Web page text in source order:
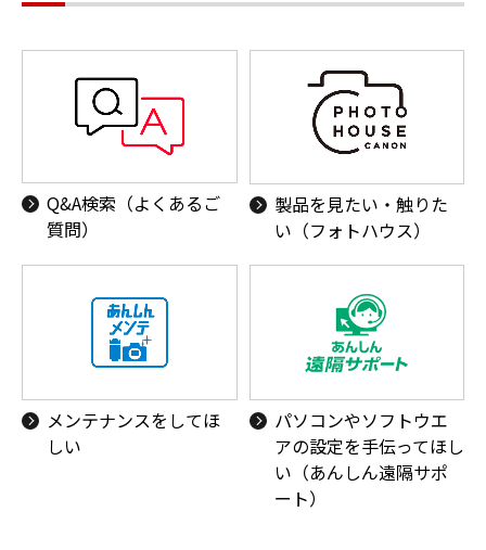
Q&A検索（よくあるご
質問）
製品を見たい・触りた
い（フォトハウス）
メンテナンスをしてほ
しい
パソコンやソフトウエ
アの設定を手伝ってほし
い（あんしん遠隔サポ
ート）